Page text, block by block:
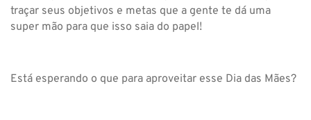
traçar seus objetivos e metas que a gente te dá uma
super mão para que isso saia do papel!
Está esperando o que para aproveitar esse Dia das Mães?